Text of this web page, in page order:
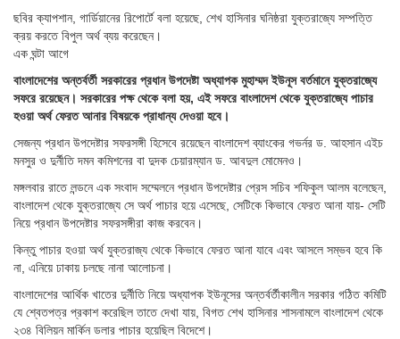
ছবির ক্যাপশান, গার্ডিয়ানের রিপোর্টে বলা হয়েছে, শেখ হাসিনার ঘনিষ্ঠরা যুক্তরাজ্যে সম্পত্তি
ক্রয় করতে বিপুল অর্থ ব্যয় করেছেন।
এক ঘন্টা আগে
বাংলাদেশের অন্তর্বর্তী সরকারের প্রধান উপদেষ্টা অধ্যাপক মুহাম্মদ ইউনূস বর্তমানে যুক্তরাজ্যে
সফরে রয়েছেন। সরকারের পক্ষ থেকে বলা হয়, এই সফরে বাংলাদেশ থেকে যুক্তরাজ্যে পাচার
হওয়া অর্থ ফেরত আনার বিষয়কে প্রাধান্য দেওয়া হবে।
সেজন্য প্রধান উপদেষ্টার সফরসঙ্গী হিসেবে রয়েছেন বাংলাদেশ ব্যাংকের গভর্নর ড. আহসান এইচ
মনসুর ও দুর্নীতি দমন কমিশনের বা দুদক চেয়ারম্যান ড. আবদুল মোমেনও।
মঙ্গলবার রাতে লন্ডনে এক সংবাদ সম্মেলনে প্রধান উপদেষ্টার প্রেস সচিব শফিকুল আলম বলেছেন,
বাংলাদেশ থেকে যুক্তরাজ্যে সে অর্থ পাচার হয়ে এসেছে, সেটিকে কিভাবে ফেরত আনা যায়- সেটি
নিয়ে প্রধান উপদেষ্টার সফরসঙ্গীরা কাজ করবেন।
কিন্তু পাচার হওয়া অর্থ যুক্তরাজ্য থেকে কিভাবে ফেরত আনা যাবে এবং আসলে সম্ভব হবে কি
না, এনিয়ে ঢাকায় চলছে নানা আলোচনা।
বাংলাদেশের আর্থিক খাতের দুর্নীতি নিয়ে অধ্যাপক ইউনূসের অন্তর্বর্তীকালীন সরকার গঠিত কমিটি
যে শ্বেতপত্র প্রকাশ করেছিল তাতে দেখা যায়, বিগত শেখ হাসিনার শাসনামলে বাংলাদেশ থেকে
২৩৪ বিলিয়ন মার্কিন ডলার পাচার হয়েছিল বিদেশে।